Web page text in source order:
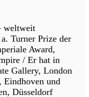
weltweit
Turner Prize der
Award,
/ Er hat in
Gallery, London
Eindhoven und
Düsseldorf